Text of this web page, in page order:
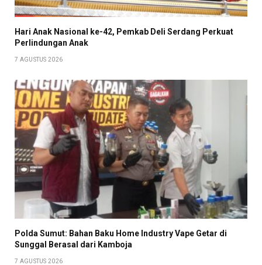
Hari Anak Nasional ke-42, Pemkab Deli Serdang Perkuat
Perlindungan Anak
7 AGUSTUS 2026
Polda Sumut: Bahan Baku Home Industry Vape Getar di
Sunggal Berasal dari Kamboja
7 AGUSTUS 2026